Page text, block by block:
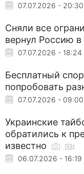
07.07.2026 - 20:30
Сняли все
вернул Россию
07.07.2026 - 18:24
Бесплатный
попробовать
07.07.2026 - 09:00
Украинские
обратились к
известно
06.07.2026 - 16:19